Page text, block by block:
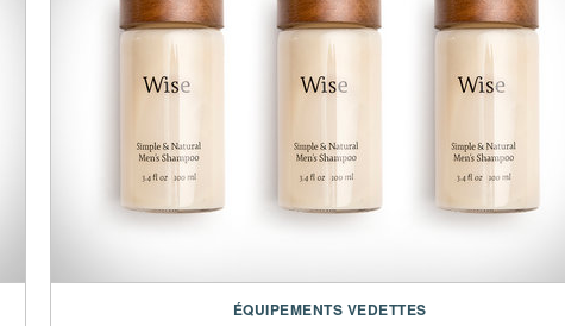
Battery:
Full charge in 2 hours / 36 hours of use / Lithium Polymer
Connectivity:
Bluetooth 4.0 LE two-way communication with
ÉQUIPEMENTS VEDETTES